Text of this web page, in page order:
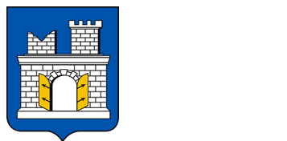
змісту
ліву
бічну
панель
праву
бічну
панель
нижнього
колонтитула